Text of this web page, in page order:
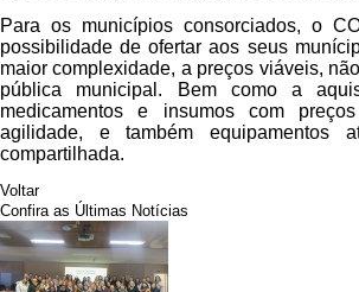
Para os municípios consorciados, o
possibilidade de ofertar aos seus
maior complexidade, a preços viáveis,
pública municipal. Bem como a
medicamentos e insumos com
agilidade, e também equipamentos
compartilhada.
Voltar
Confira as Últimas Notícias